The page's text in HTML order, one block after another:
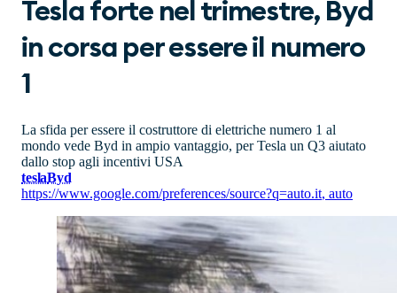
Tesla forte nel trimestre, Byd
in corsa per essere il numero
1
La sfida per essere il costruttore di elettriche numero 1 al
mondo vede Byd in ampio vantaggio, per Tesla un Q3 aiutato
dallo stop agli incentivi USA
teslaByd
https://www.google.com/preferences/source?q=auto.it, auto